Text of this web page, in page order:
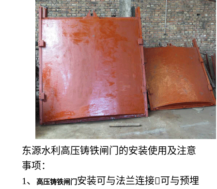
东源水利高压铸铁闸门的安装使用及注意
事项：
1、
高压铸铁闸门 安装可与法兰连接可与预埋